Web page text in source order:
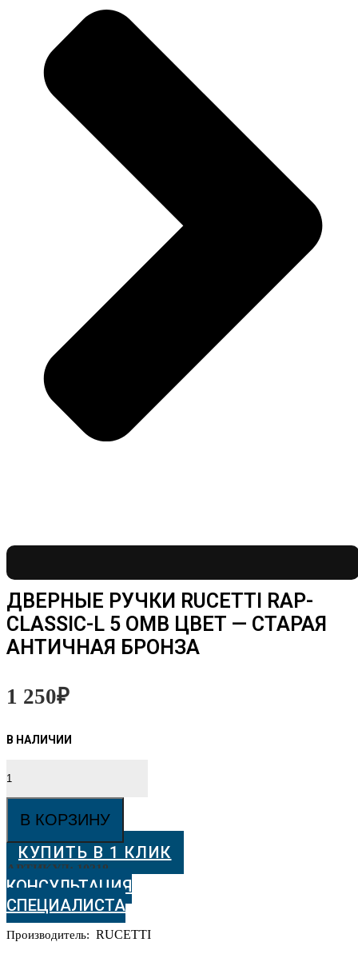
ДВЕРНЫЕ РУЧКИ RUCETTI RAP-
CLASSIC-L 5 OMB ЦВЕТ — СТАРАЯ
АНТИЧНАЯ БРОНЗА
1 250₽
товара
Дверные
Rucetti
RAP-
CLASSIC-
L
5
OMB
Цвет
-
старая
В КОРЗИНУ
КУПИТЬ В 1 КЛИК
АРТИКУЛ: 10318
КОНСУЛЬТАЦИЯ
СПЕЦИАЛИСТА
Производитель: RUCETTI